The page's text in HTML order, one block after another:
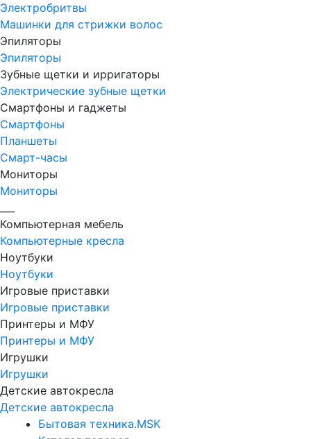
Электробритвы
Машинки для стрижки волос
Эпиляторы
Эпиляторы
Зубные щетки и ирригаторы
Электрические зубные щетки
Смартфоны и гаджеты
Смартфоны
Планшеты
Смарт-часы
Мониторы
Мониторы
Компьютерная мебель
Компьютерные кресла
Ноутбуки
Ноутбуки
Игровые приставки
Игровые приставки
Принтеры и МФУ
Принтеры и МФУ
Игрушки
Игрушки
Детские автокресла
Детские автокресла
Бытовая техника.MSK